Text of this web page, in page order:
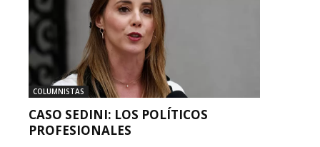
COLUMNISTAS
CASO SEDINI: LOS POLÍTICOS
PROFESIONALES